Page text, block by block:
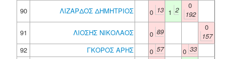
90
ΛΙΖΑΡΔΟΣ ΔΗΜΗΤΡΙΟΣ 0 13 1 2
0
192
91
ΛΙΟΣΗΣ ΝΙΚΟΛΑΟΣ 0 89
0
157
92
ΓΚΟΡΟΣ ΑΡΗΣ 0 57 0 33